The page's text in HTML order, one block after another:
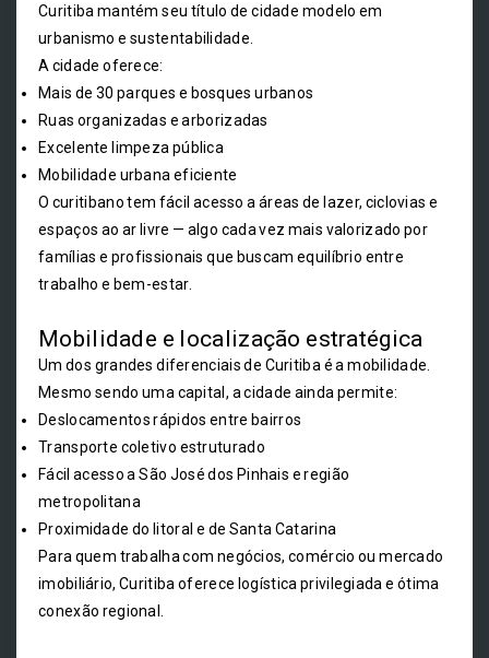
Curitiba mantém seu título de cidade modelo em
urbanismo e sustentabilidade.
A cidade oferece:
Mais de 30 parques e bosques urbanos
Ruas organizadas e arborizadas
Excelente limpeza pública
Mobilidade urbana eficiente
O curitibano tem fácil acesso a áreas de lazer, ciclovias e
espaços ao ar livre — algo cada vez mais valorizado por
famílias e profissionais que buscam equilíbrio entre
trabalho e bem-estar.
Mobilidade e localização estratégica
Um dos grandes diferenciais de Curitiba é a mobilidade.
Mesmo sendo uma capital, a cidade ainda permite:
Deslocamentos rápidos entre bairros
Transporte coletivo estruturado
Fácil acesso a São José dos Pinhais e região
metropolitana
Proximidade do litoral e de Santa Catarina
Para quem trabalha com negócios, comércio ou mercado
imobiliário, Curitiba oferece logística privilegiada e ótima
conexão regional.